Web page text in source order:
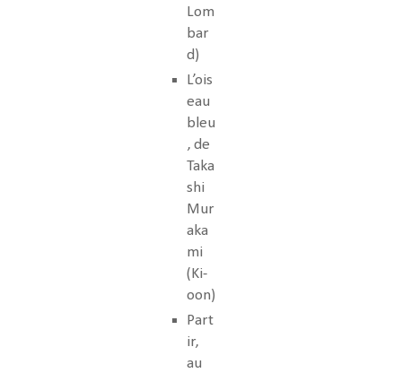
Lom
bar
d)
L’ois
eau
bleu
, de
Taka
shi
Mur
aka
mi
(Ki-
oon)
Part
ir,
au